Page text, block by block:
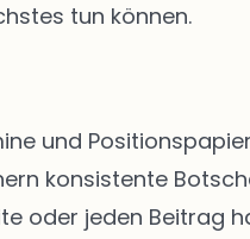
tun können.
und
konsistente
oder jeden Beitrag